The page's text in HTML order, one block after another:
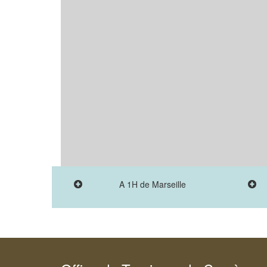
A 1H de Marseille